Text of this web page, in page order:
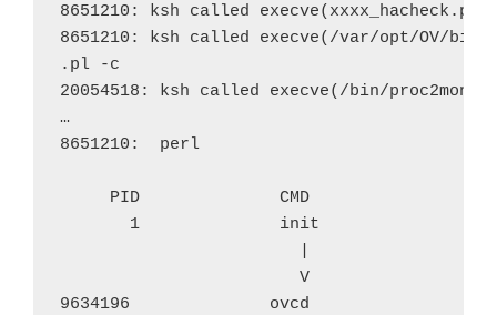
8651210: ksh called
8651210: ksh called execve(/var/opt/OV/bin/
.pl -c
20054518: ksh called execve(/bin/
…
8651210:  perl
PID              CMD
1              init
V
9634196              ovcd